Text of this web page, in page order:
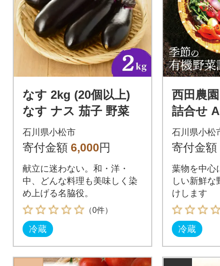
なす 2kg (20個以上)
なす ナス 茄子 野菜
石川県小松市
寄付金額 6,000円
献立に迷わない。和・洋・
中、どんな料理も美味しく染
め上げる名脇役。
（0件）
冷蔵
西田農
詰合せ
食べ比べ
石川県小松
寄付金額
葉物を中心
しい新鮮な
けします
冷蔵